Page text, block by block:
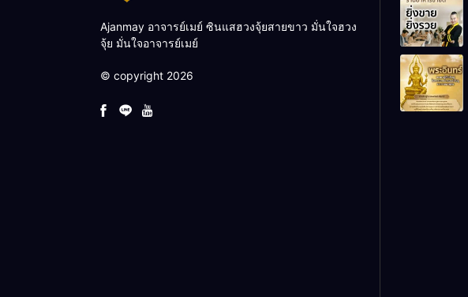
Ajanmay อาจารย์เมย์ ซินแสฮวงจุ้ยสายขาว มั่นใจฮวง
จุ้ย มั่นใจอาจารย์เมย์
© copyright 2026